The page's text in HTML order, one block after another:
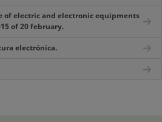
of electric and electronic equipments
of 20 february.
electrónica.